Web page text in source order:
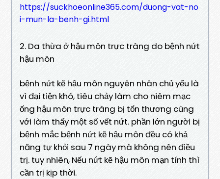
https://suckhoeonline365.com/duong-vat-no
i-mun-la-benh-gi.html
2. Da thừa ở hậu môn trực tràng do bệnh nứt
hậu môn
bệnh nứt kẽ hậu môn nguyên nhân chủ yếu là
vì đại tiện khó, tiêu chảy làm cho niêm mạc
ống hậu môn trực tràng bị tổn thương cùng
với làm thấy một số vết nứt. phần lớn người bị
bệnh mắc bệnh nứt kẽ hậu môn đều có khả
năng tự khỏi sau 7 ngày mà không nên điều
trị. tuy nhiên, Nếu nứt kẽ hậu môn mạn tính thì
cần trị kịp thời.